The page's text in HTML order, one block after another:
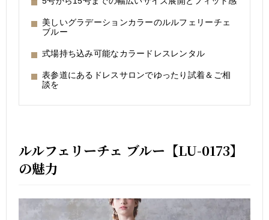
美しいグラデーションカラーのルルフェリーチェ
ブルー
式場持ち込み可能なカラードレスレンタル
表参道にあるドレスサロンでゆったり試着＆ご相
談を
ルルフェリーチェ ブルー【LU-0173】
の魅力